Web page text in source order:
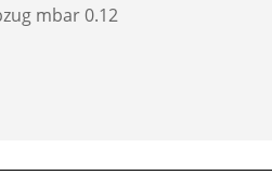
mbar 0.12